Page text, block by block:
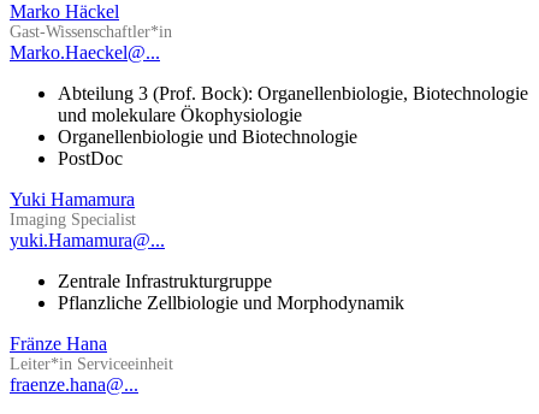
Marko Häckel
Gast-Wissenschaftler*in
Marko.Haeckel@...
Abteilung 3 (Prof. Bock): Organellenbiologie, Biotechnologie
und molekulare Ökophysiologie
Organellenbiologie und Biotechnologie
PostDoc
Yuki Hamamura
Imaging Specialist
yuki.Hamamura@...
Zentrale Infrastrukturgruppe
Pflanzliche Zellbiologie und Morphodynamik
Fränze Hana
Leiter*in Serviceeinheit
fraenze.hana@...